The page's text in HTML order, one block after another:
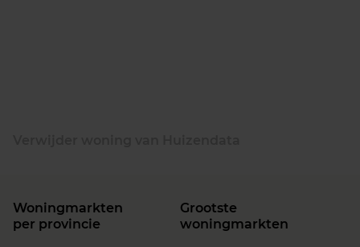
Woningmarkten
per provincie
Grootste
woningmarkten